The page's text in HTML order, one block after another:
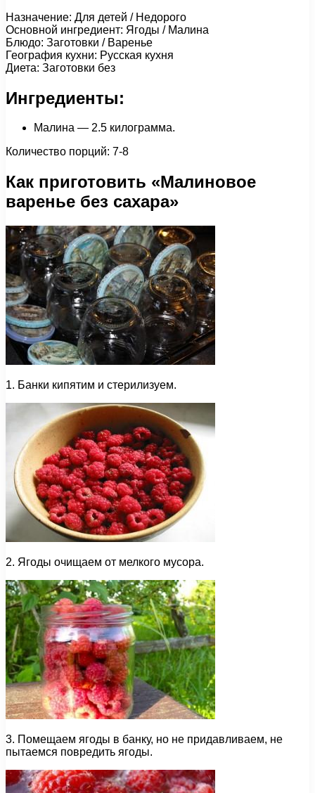
Назначение: Для детей / Недорого
Основной ингредиент: Ягоды / Малина
Блюдо: Заготовки / Варенье
География кухни: Русская кухня
Диета: Заготовки без
Ингредиенты:
Малина — 2.5 килограмма.
Количество порций: 7-8
Как приготовить «Малиновое
варенье без сахара»
1. Банки кипятим и стерилизуем.
2. Ягоды очищаем от мелкого мусора.
3. Помещаем ягоды в банку, но не придавливаем, не
пытаемся повредить ягоды.